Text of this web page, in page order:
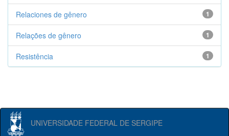
1
Relaciones de gênero
1
Relações de gênero
1
Resistência
UNIVERSIDADE FEDERAL DE SERGIPE